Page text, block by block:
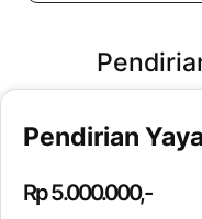
Pendirian
Rp 5.000.000,-